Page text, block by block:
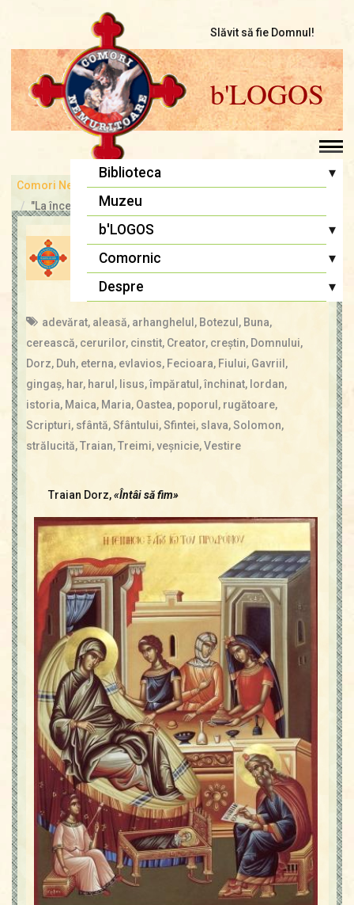
Slăvit să fie Domnul!
b'LOGOS
Biblioteca ▾
Fr. Ioan Marini
Muzeu
b'LOGOS
▾
Lupta cea bună
Multimedia
Pagina copiilor
Comornic ▾
Psaltirea
Mărgăritare
Calendar
Glosar
Despre ▾
Condiții de Colaborare
Contact
Comori Nemuritoare
bLOGOS
"La început a fost Cuvântul..."
DESPRE CINSTIREA MAICII
DOMNULUI
admin
adevărat, aleasă, arhanghelul, Botezul, Buna,
cerească, cerurilor, cinstit, Creator, creştin, Domnului,
Dorz, Duh, eterna, evlavios, Fecioara, Fiului, Gavriil,
gingaş, har, harul, Iisus,împăratul,închinat, Iordan,
istoria, Maica, Maria, Oastea, poporul, rugătoare,
Scripturi, sfântă,Sfântului,Sfintei, slava,Solomon,
strălucită,Traian,Treimi,veşnicie,Vestire
Traian Dorz,«Întâi să fim»